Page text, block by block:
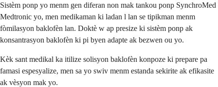
Sistèm ponp yo menm gen diferan non mak tankou ponp SynchroMed
Medtronic yo, men medikaman ki ladan l lan se tipikman menm
fòmilasyon baklofèn lan. Doktè w ap presize ki sistèm ponp ak
konsantrasyon baklofèn ki pi byen adapte ak bezwen ou yo.
Kèk sant medikal ka itilize solisyon baklofèn konpoze ki prepare pa
famasi espesyalize, men sa yo swiv menm estanda sekirite ak efikasite
ak vèsyon mak yo.